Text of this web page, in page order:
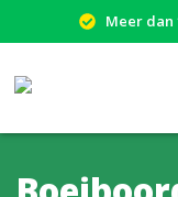
Meer dan